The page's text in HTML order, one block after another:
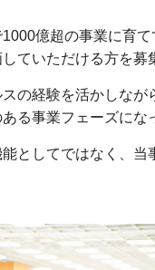
億超の事業に育
ていただける方を募
の経験を活かしな
る事業フェーズにな
としてではなく、